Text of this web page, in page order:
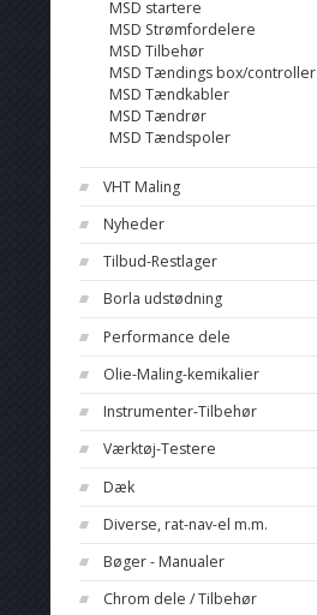
MSD startere
MSD Strømfordelere
MSD Tilbehør
MSD Tændings box/controller
MSD Tændkabler
MSD Tændrør
MSD Tændspoler
VHT Maling
Nyheder
Tilbud-Restlager
Borla udstødning
Performance dele
Olie-Maling-kemikalier
Instrumenter-Tilbehør
Værktøj-Testere
Dæk
Diverse, rat-nav-el m.m.
Bøger - Manualer
Chrom dele / Tilbehør